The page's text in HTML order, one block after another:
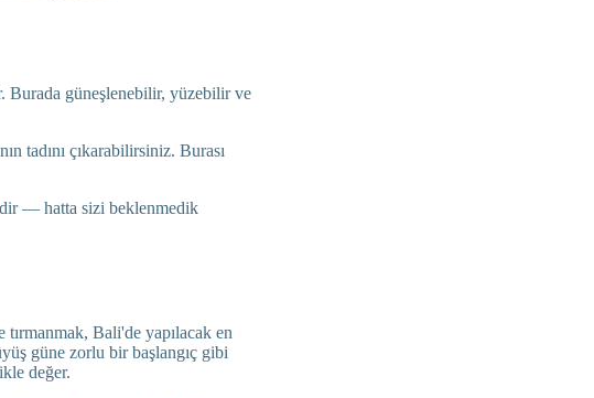
Burada güneşlenebilir, yüzebilir ve
tadını çıkarabilirsiniz. Burası
— hatta sizi beklenmedik
Bali'de yapılacak en
güne zorlu bir başlangıç gibi
değer.